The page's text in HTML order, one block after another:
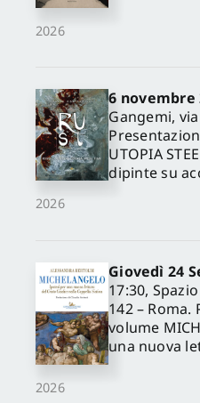
2026
2026
6 novembre
Gangemi,
UTOPIA
dipinte su
2026
Giovedì 24
17:30,
142 –
volume
una nuova